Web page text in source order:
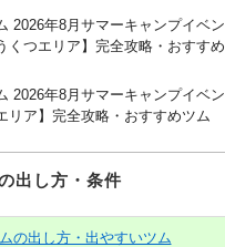
2026年8月サマーキャンプイベン
くつエリア】完全攻略・おすすめ
2026年8月サマーキャンプイベン
リア】完全攻略・おすすめツム
出し方・条件
の出し方・出やすいツム